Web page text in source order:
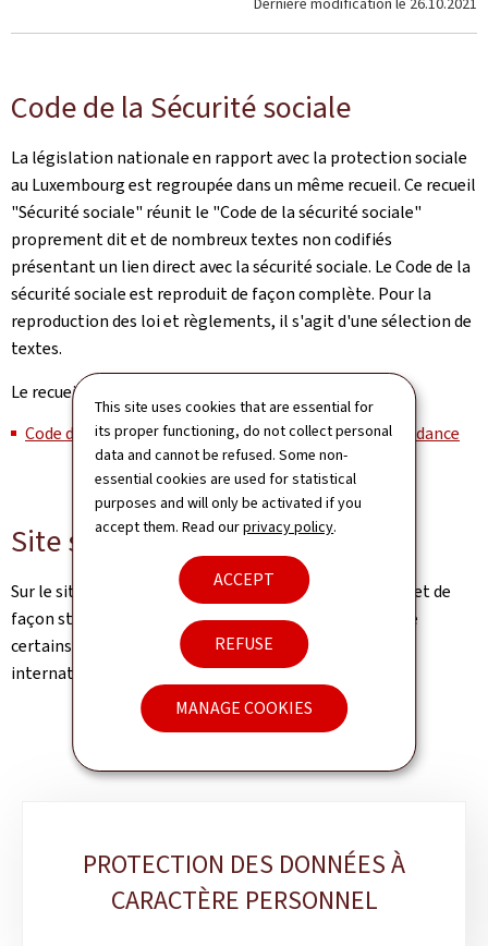
This site uses cookies that are essential for
its proper functioning, do not collect personal
data and cannot be refused. Some non-
essential cookies are used for statistical
purposes and will only be activated if you
accept them. Read ourprivacy policy.
ACCEPT
REFUSE
MANAGE COOKIES
Code de la Sécurité sociale
La législation nationale en rapport avec la protection sociale
au Luxembourg est regroupée dans un même recueil. Ce recueil
"Sécurité sociale" réunit le "Code de la sécurité sociale"
proprement dit et de nombreux textes non codifiés
présentant un lien direct avec la sécurité sociale. Le Code de la
sécurité sociale est reproduit de façon complète. Pour la
reproduction des loi et règlements, il s'agit d'une sélection de
textes.
Le recueil est mis à jour annuellement.
Code de la sécurité sociale: Livre V – Assurance dépendance
Site secu.lu
Sur le site
vous pouvez consulter en ligne et de
façon structurée le Code de la sécurité sociale ainsi que
certains règlements et conventions de législation
internationale.
sectionsPROTECTION DES DONNÉES À
CARACTÈRE PERSONNEL